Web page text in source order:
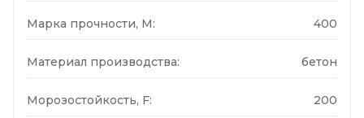
Марка прочности, М: 400
Материал производства: бетон
Морозостойкость, F: 200